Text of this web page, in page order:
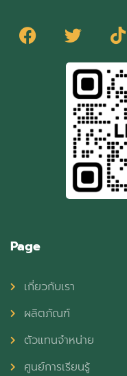
Page
เกี่ยวกับเรา
ผลิตภัณฑ์
ตัวแทนจำหน่าย
ศูนย์การเรียนรู้